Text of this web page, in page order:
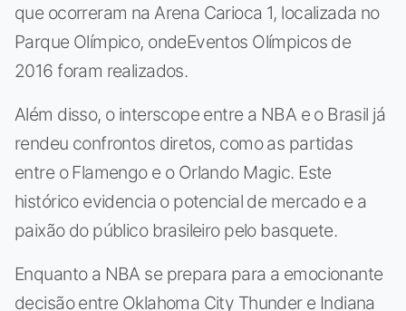
que ocorreram na Arena Carioca 1, localizada no
Parque Olímpico, ondeEventos Olímpicos de
2016 foram realizados.
Além disso, o interscope entre a NBA e o Brasil já
rendeu confrontos diretos, como as partidas
entre o Flamengo e o Orlando Magic. Este
histórico evidencia o potencial de mercado e a
paixão do público brasileiro pelo basquete.
Enquanto a NBA se prepara para a emocionante
decisão entre Oklahoma City Thunder e Indiana